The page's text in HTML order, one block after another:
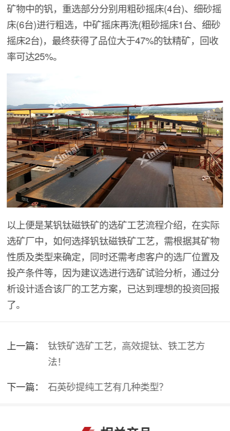
矿物中的钒，重选部分分别用粗砂摇床(4台)、细砂摇
床(6台)进行粗选，中矿摇床再洗(粗砂摇床1台、细砂
摇床2台)，最终获得了品位大于47%的钛精矿，回收
率可达25%。
以上便是某钒钛磁铁矿的选矿工艺流程介绍，在实际
选矿厂中，如何选择钒钛磁铁矿工艺，需根据其矿物
性质及类型来确定，同时还需考虑客户的选厂位置及
投产条件等，因为建议选进行选矿试验分析，通过分
析设计适合该厂的工艺方案，已达到理想的投资回报
了。
上一篇：
钛铁矿选矿工艺，高效提钛、铁工艺方
法！
下一篇：
石英砂提纯工艺有几种类型？